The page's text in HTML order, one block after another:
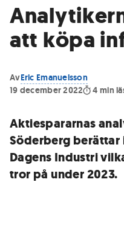
att köpa
AvEric Emanuelsson
19 december 2022
4 min
Aktiespararnas
Söderberg berättar
Dagens Industri
tror på under 2023.